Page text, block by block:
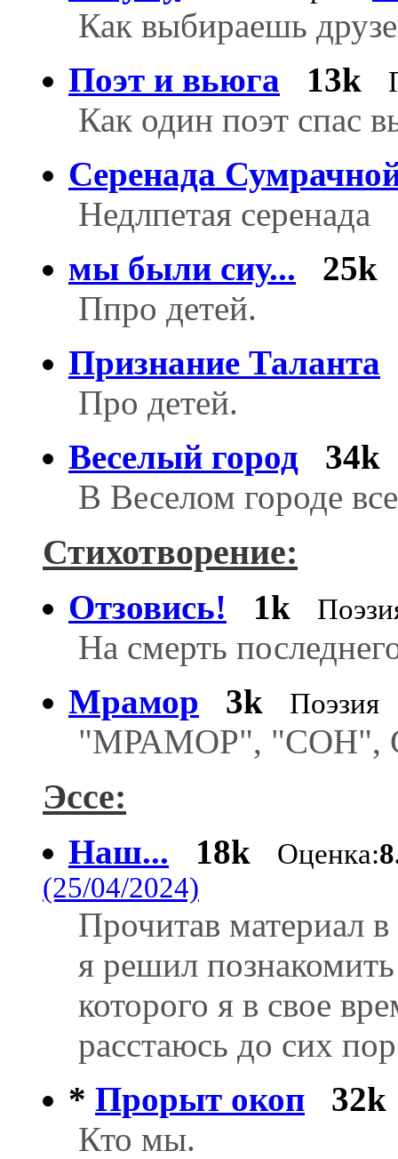
Как выбираешь
Поэт и вьюга
13k
Как один поэт спас
Серенада
Недлпетая серенада
мы были сиу...
25k
Ппро детей.
Признание Таланта
Про детей.
Веселый город
34k
В Веселом городе
Стихотворение:
Отзовись! 1k
На смерть
Мрамор
3k Поэзия
"МРАМОР", "СОН",
Эссе:
Наш... 18k Оценка:
(25/04/2024)
Прочитав
я решил
которого я в свое
расстаюсь до сих
* Прорыт окоп
32k
Кто мы.